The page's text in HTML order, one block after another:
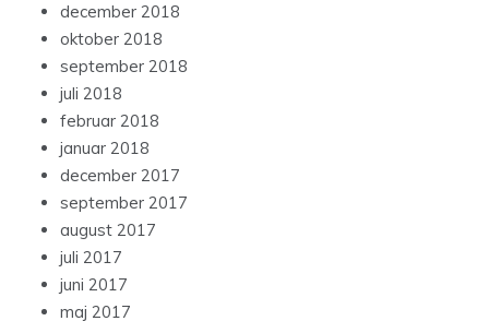
december 2018
oktober 2018
september 2018
juli 2018
februar 2018
januar 2018
december 2017
september 2017
august 2017
juli 2017
juni 2017
maj 2017